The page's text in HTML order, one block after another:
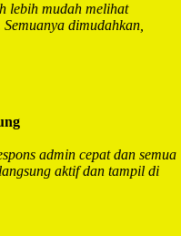
lebih mudah melihat
dimudahkan,
admin cepat dan semua
aktif dan tampil di